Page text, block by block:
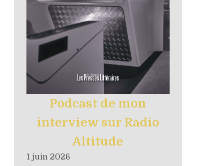
Podcast de mon
interview sur Radio
Altitude
1 juin 2026